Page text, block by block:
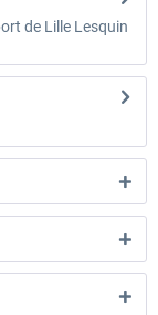
de Lille Lesquin